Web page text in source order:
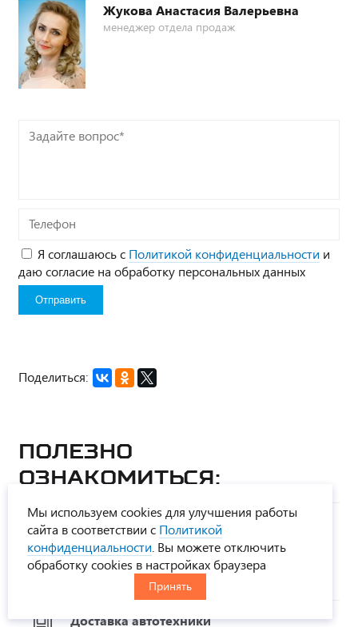
Жукова Анастасия Валерьевна
менеджер отдела продаж
Задайте
вопрос*
Телефон
Я соглашаюсь с Политикой конфиденциальности и
даю согласие на обработку персональных данных
Поделиться:
Полезно
ознакомиться:
Регламент проведения технического
обслуживания автомобилей Урал, Камаз
и прицепной техники производства
УралСпецТранс
Доставка автотехники
Мы используем cookies для улучшения работы
сайта в соответствии с Политикой
конфиденциальности . Вы можете отключить
обработку cookies в настройках браузера
Принять